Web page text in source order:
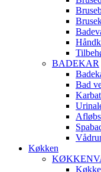
BADEKAR
Bad
Køkken